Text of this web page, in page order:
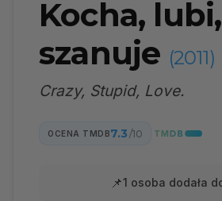
Kocha, lubi,
szanuje (2011)
Crazy, Stupid, Love.
OCENA TMDB7.3 /10
📌1 osoba dodała